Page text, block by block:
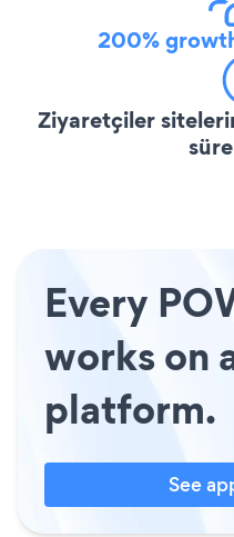
200%
Ziyaretçiler
Every
works on
platform.
See